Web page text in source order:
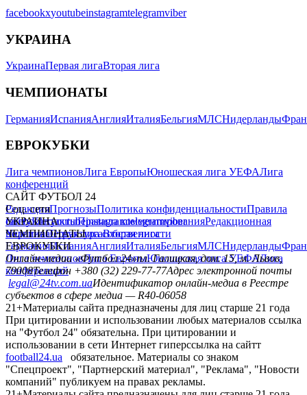
facebookxyoutubeinstagramtelegramviber
УКРАИНА
УкраинаПервая лигаВторая лига
ЧЕМПИОНАТЫ
ГерманияИспанияАнглияИталияБельгияМЛСНидерланды
ЕВРОКУБКИ
Лига чемпионовЛига ЕвропыЮношеская лига УЕФАЛига
конференций
САЙТ ФУТБОЛ 24
РедакцияПрогнозыПолитика конфиденциальностиПравила
сайтуКонтактыПравила комментированияРедакционная
политикаСтруктура собственности
Соц. сети
facebookxyoutubeinstagramtelegramviber
УКРАИНА
УкраинаПервая лигаВторая лига
ЧЕМПИОНАТЫ
ГерманияИспанияАнглияИталияБельгияМЛСНидерланды
ЕВРОКУБКИ
Лига чемпионовЛига ЕвропыЮношеская лига УЕФАЛига
конференций
Онлайн-медиа «Футбол 24»пл. Галицкая, дом. 15, м. Львов,
79008Телефон +380 (32) 229-77-77Адрес электронной почты
legal@24tv.com.uaИдентификатор онлайн-медиа в Реестре
субъектов в сфере медиа — R40-06058
21+Материалы сайта предназначены для лиц старше 21 года
При цитировании и использовании любых материалов ссылка
на "Футбол 24" обязательна. При цитировании и
использовании в сети Интернет гиперссылка на сайтт
football24.ua
обязательное. Материалы со знаком
"Спецпроект", "Партнерский материал", "Реклама", "Новости
компаний" публикуем на правах рекламы.